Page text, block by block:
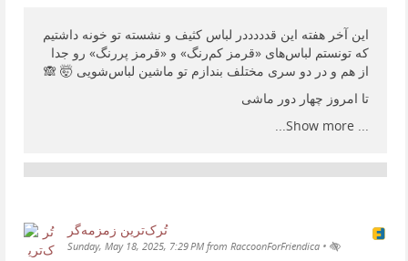
این آخر هفته این قدددددر لباس کثیف و نشسته تو خونه داشتیم
که تونستم لباس‌های «قرمز کم‌رنگ» و «قرمز پررنگ» رو جدا
از هم و در دو سری مختلف بندازم تو ماشین لباس‌شویی 🤯 🙈
تا امروز چهار دور ماشی
...
Show more...
تُرک‌ترین زمزمەگر
Sunday, May 18, 2025, 7:29 PM from RaccoonForFriendica •